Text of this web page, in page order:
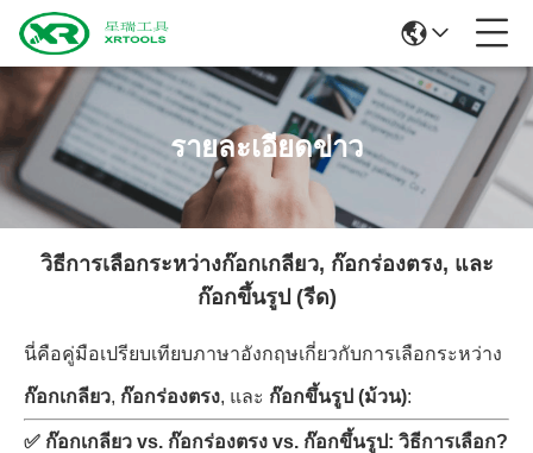
รายละเอียดข่าว
วิธีการเลือกระหว่างก๊อกเกลียว, ก๊อกร่องตรง, และ
ก๊อกขึ้นรูป (รีด)
นี่คือคู่มือเปรียบเทียบภาษาอังกฤษเกี่ยวกับการเลือกระหว่าง
ก๊อกเกลียว, ก๊อกร่องตรง, และ ก๊อกขึ้นรูป (ม้วน):
✅ ก๊อกเกลียว vs. ก๊อกร่องตรง vs. ก๊อกขึ้นรูป: วิธีการเลือก?